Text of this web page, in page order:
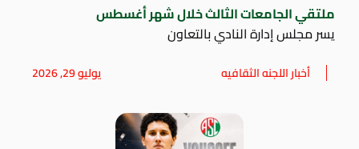
ملتقي الجامعات الثالث خلال شهر أغسطس
يسر مجلس إدارة النادي بالتعاون
أخبار اللجنه الثقافيه يوليو 29, 2026